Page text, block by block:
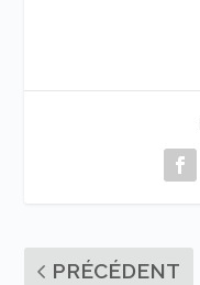
PRÉCÉDENT